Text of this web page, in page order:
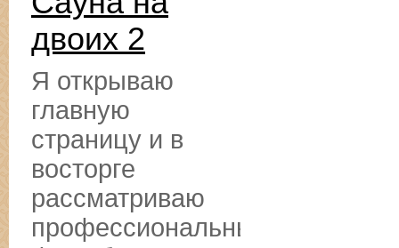
двоих 2
Я открываю
главную
страницу и в
восторге
рассматриваю
профессиональные